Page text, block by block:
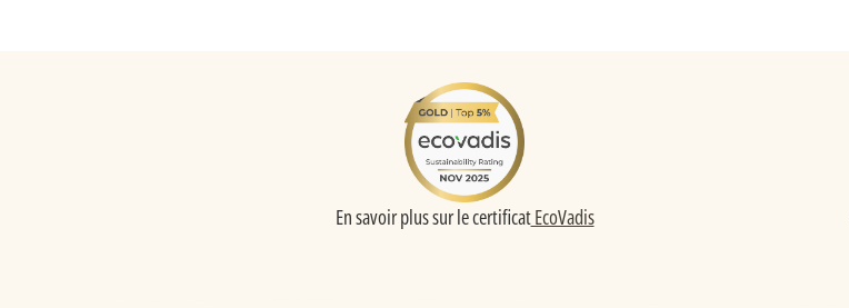
En savoir plus sur le certificatEcoVadis